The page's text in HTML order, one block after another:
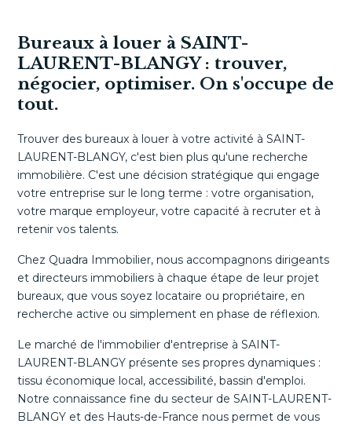
Bureaux à louer à SAINT-
LAURENT-BLANGY : trouver,
négocier, optimiser. On s'occupe de
tout.
Trouver des bureaux à louer à votre activité à SAINT-
LAURENT-BLANGY, c'est bien plus qu'une recherche
immobilière. C'est une décision stratégique qui engage
votre entreprise sur le long terme : votre organisation,
votre marque employeur, votre capacité à recruter et à
retenir vos talents.
Chez Quadra Immobilier, nous accompagnons dirigeants
et directeurs immobiliers à chaque étape de leur projet
bureaux, que vous soyez locataire ou propriétaire, en
recherche active ou simplement en phase de réflexion.
Le marché de l'immobilier d'entreprise à SAINT-
LAURENT-BLANGY présente ses propres dynamiques :
tissu économique local, accessibilité, bassin d'emploi.
Notre connaissance fine du secteur de SAINT-LAURENT-
BLANGY et des Hauts-de-France nous permet de vous